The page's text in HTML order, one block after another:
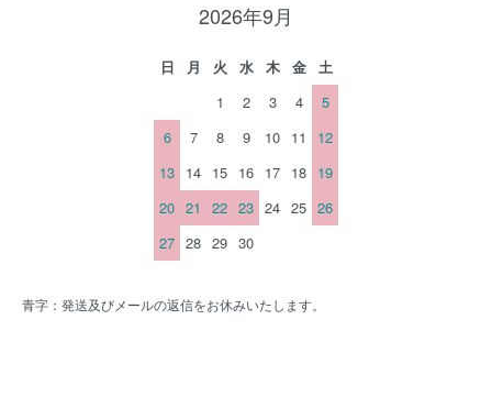
2026年9月
日 月 火 水 木 金
土
1
2 3 4
5
6
7 8 9 10 11
12
13 14 15 16 17 18 19
20 21 22 23 24 25 26
27 28 29 30
青字：発送及びメールの返信をお休みいたします。